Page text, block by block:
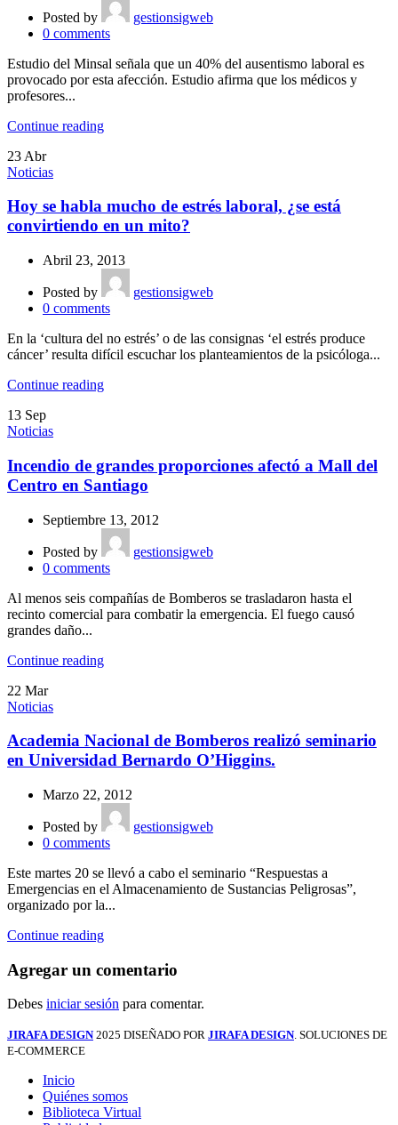
Posted by
gestionsigweb
0 comments
Estudio del Minsal señala que un 40% del ausentismo laboral es
provocado por esta afección. Estudio afirma que los médicos y
profesores...
Continue reading
23 Abr
Noticias
Hoy se habla mucho de estrés laboral, ¿se está
convirtiendo en un mito?
Abril 23, 2013
Posted by
gestionsigweb
0 comments
En la ‘cultura del no estrés’ o de las consignas ‘el estrés produce
cáncer’ resulta difícil escuchar los planteamientos de la psicóloga...
Continue reading
13 Sep
Noticias
Incendio de grandes proporciones afectó a Mall del
Centro en Santiago
Septiembre 13, 2012
Posted by
gestionsigweb
0 comments
Al menos seis compañías de Bomberos se trasladaron hasta el
recinto comercial para combatir la emergencia. El fuego causó
grandes daño...
Continue reading
22 Mar
Noticias
Academia Nacional de Bomberos realizó seminario
en Universidad Bernardo O’Higgins.
Marzo 22, 2012
Posted by
gestionsigweb
0 comments
Este martes 20 se llevó a cabo el seminario “Respuestas a
Emergencias en el Almacenamiento de Sustancias Peligrosas”,
organizado por la...
Continue reading
Agregar un comentario
Debes iniciar sesión para comentar.
JIRAFA DESIGN 2025 DISEÑADO POR JIRAFA DESIGN. SOLUCIONES DE
E-COMMERCE
Inicio
Quiénes somos
Biblioteca Virtual